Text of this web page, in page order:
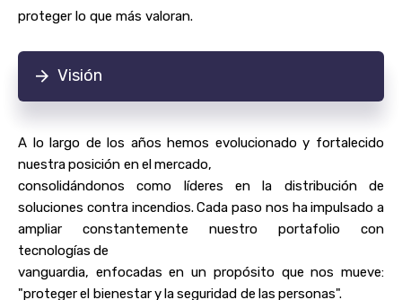
proteger lo que más valoran.
Visión
A lo largo de los años hemos evolucionado y fortalecido
nuestra posición en el mercado,
consolidándonos como líderes en la distribución de
soluciones contra incendios. Cada paso nos ha impulsado a
ampliar constantemente nuestro portafolio con
tecnologías de
vanguardia, enfocadas en un propósito que nos mueve:
"proteger el bienestar y la seguridad de las personas".